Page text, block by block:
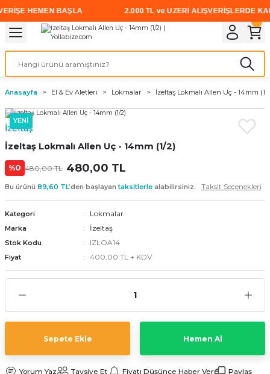
HEMEN BAŞLA 2.000 TL ve ÜZERİ ALIŞVERİŞLERDE
Geri Dön
Geri Dön
Geri Dön
Akıllı Vidalar
Sunta Vidası
Geri Dön
Geri Dön
Akülü Vidalamalar
Elektrikli Matkaplar
Gaz Armatürleri
Mıknatıslar
Geri Dön
Geri Dön
Diskler
Cırt Zımparalar
Anasayfa
El & Ev Aletleri Lokmalar İzeltaş Lokmalı Allen Uç - 14mm (1/
YENİ
İzeltaş
İzeltaş Lokmalı Allen Uç - 14mm (1/2)
%0 480,00 TL 480,00 TL
Bu ürünü 89,60 TL’den başlayantaksitlerle alabilirsiniz. Taksit Seçenekleri
Kategori Lokmalar
Marka İzeltaş
Stok Kodu IZLOA14
Fiyat 400,00 TL + KDV
Sepete Ekle Hemen Al
Yorum Yaz Tavsiye Et Fiyatı Düşünce Haber Ver
Paylaş